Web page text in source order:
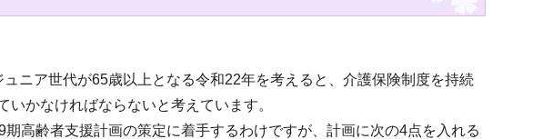
ニア世代が65歳以上となる令和22年を考えると、介護保険制度を持続
かなければならないと考えています。
高齢者支援計画の策定に着手するわけですが、計画に次の4点を入れる